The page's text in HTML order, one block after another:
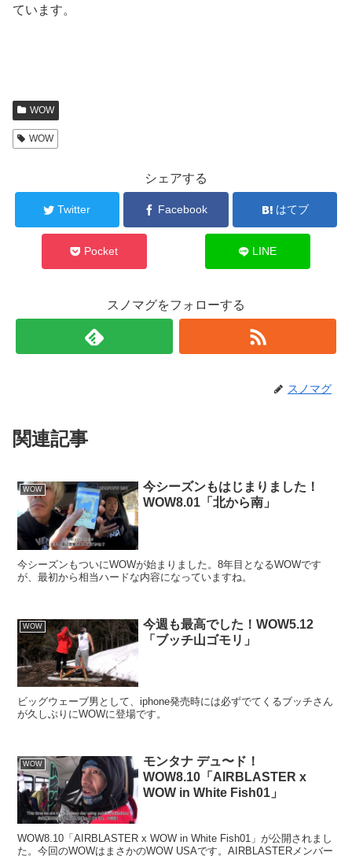
ています。
WOW
WOW
シェアする
Twitter Facebook はてブ
Pocket LINE
スノマグをフォローする
スノマグ
関連記事
WOW
今シーズンもはじまりました！
WOW8.01「北から南」
今シーズンもついにWOWが始まりました。8年目となるWOWです
が、最初から相当ハードな内容になっていますね。
WOW
今週も最高でした！WOW5.12
「ブッチ山ゴモリ」
ビッグウェーブ男として、iphone発売時には必ずでてくるブッチさん
が久しぶりにWOWに登場です。
WOW
モンタナ デュ〜ド！
WOW8.10「AIRBLASTER x
WOW in White Fish01」
WOW8.10「AIRBLASTER x WOW in White Fish01」が公開されまし
た。今回のWOWはまさかのWOW USAです。AIRBLASTERメンバー